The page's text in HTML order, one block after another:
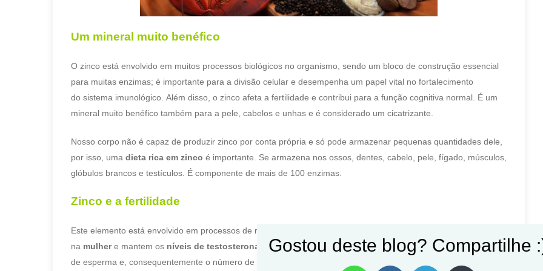
Um mineral muito benéfico
O zinco está envolvido em muitos processos biológicos no organismo, sendo um bloco de construção essencial
para muitas enzimas; é importante para a divisão celular e desempenha um papel vital no fortalecimento
do sistema imunológico. Além disso, o zinco afeta a fertilidade e contribui para a função cognitiva normal. É um
mineral muito benéfico também para a pele, cabelos e unhas e é considerado um cicatrizante.
Nosso corpo não é capaz de produzir zinco por conta própria e só pode armazenar pequenas quantidades dele,
por isso, uma dieta rica em zinco é importante. Se armazena nos ossos, dentes, cabelo, pele, fígado, músculos,
glóbulos brancos e testículos. É componente de mais de 100 enzimas.
Zinco e a fertilidade
Este elemento está envolvido em processos de reprodução e fertilidade, pois aumenta em grau de ovulação
na mulhere mantem os níveis de testosterona
baixos . Caso contrário, a deficiência pode afetar a produção
de esperma e, consequentemente o número de esperma produzido, levando à infertilidade.
Gostou deste blog? Compartilhe